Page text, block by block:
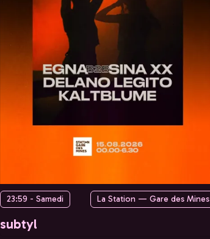
23:59 - Samedi La Station — Gare des Mines
subtyl